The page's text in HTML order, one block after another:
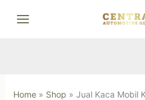
Home» Shop » Jual Kaca Mobil